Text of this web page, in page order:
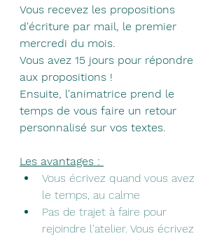
Vous recevez les propositions
d'écriture par mail, le premier
mercredi du mois.
​Vous avez 15 jours pour répondre
aux propositions !
Ensuite, l'animatrice prend le
temps de vous faire un retour
personnalisé sur vos textes.
Les avantages :
Vous écrivez quand vous avez
le temps, au calme
Pas de trajet à faire pour
rejoindre l'atelier. Vous écrivez